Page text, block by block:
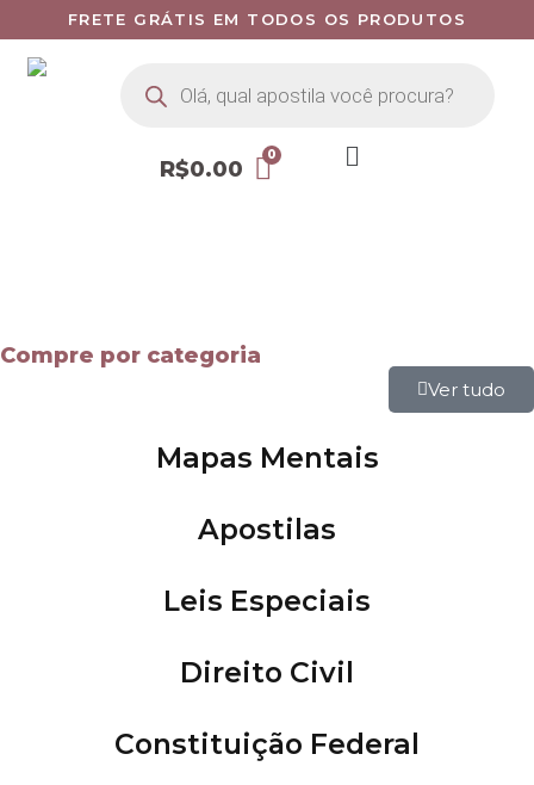
FRETE GRÁTIS EM TODOS OS PRODUTOS
R$0.00
Compre por categoria
Ver tudo
Mapas Mentais
Apostilas
Leis Especiais
Direito Civil
Constituição Federal